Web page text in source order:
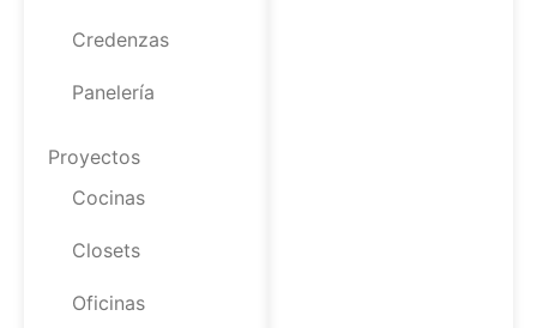
Credenzas
Panelería
Proyectos
Cocinas
Closets
Oficinas